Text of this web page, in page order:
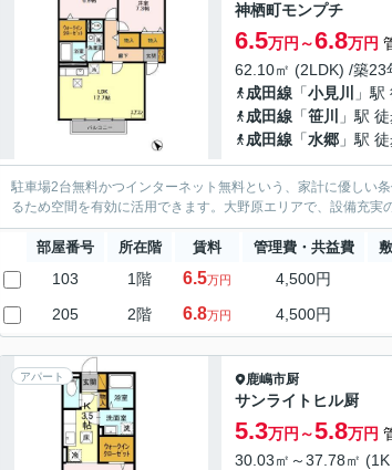
神栖町モンプチ
6.5万円～6.8万円
62.10㎡ (2LDK) /築23
成田線 「小見川
」
成田線 「笹川
」駅
成田線 「水郷 」駅
駐車場2台無料かつインターネット無料という、家計に優しい
るため空間を有効に活用できます。大野原エリアで、設備充
部屋番号 所在階 賃料 管理費・共益費
103 1階 6.5万円 4,500円
205 2階 6.8万円 4,500円
アパート 鹿嶋市厨
サンライトヒル厨
5.3万円～5.8万円
30.03㎡～37.78㎡